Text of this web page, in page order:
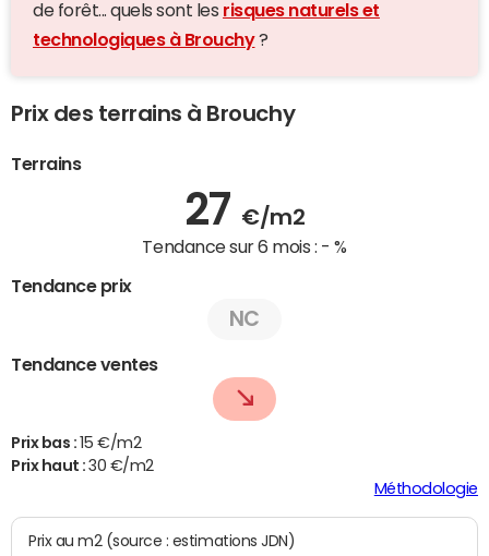
de forêt... quels sont les risques naturels et
technologiques à Brouchy?
Prix des terrains à Brouchy
Terrains
27 €/m2
Tendance sur 6 mois : - %
Tendance prix
NC
Tendance ventes
Prix bas : 15 €/m2
Prix haut :30 €/m2
Méthodologie
Prix au m2 (source : estimations JDN)